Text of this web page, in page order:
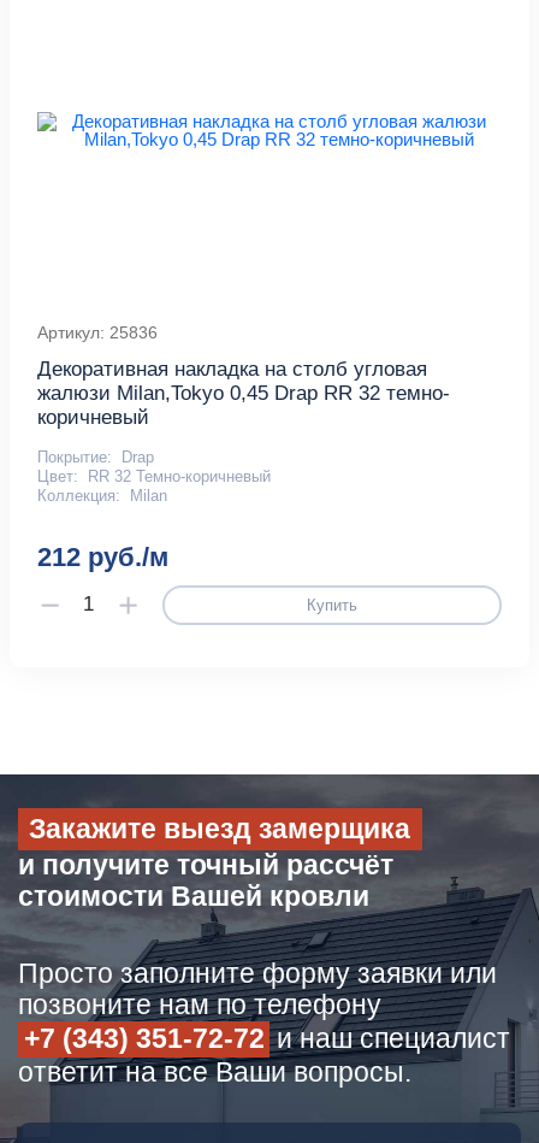
Артикул: 25836
Декоративная накладка на столб угловая
жалюзи Milan,Tokyo 0,45 Drap RR 32 темно-
коричневый
Покрытие:
Drap
Цвет:
RR 32 Темно-коричневый
Коллекция:
Milan
212 руб./м
Купить
Закажите выезд замерщика
и получите точный рассчёт
стоимости Вашей кровли
Просто заполните форму заявки или
позвоните нам по телефону
+7 (343) 351-72-72 и наш специалист
ответит на все Ваши вопросы.